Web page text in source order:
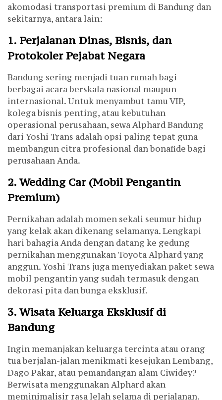
akomodasi transportasi premium di Bandung dan
sekitarnya, antara lain:
1. Perjalanan Dinas, Bisnis, dan
Protokoler Pejabat Negara
Bandung sering menjadi tuan rumah bagi
berbagai acara berskala nasional maupun
internasional. Untuk menyambut tamu VIP,
kolega bisnis penting, atau kebutuhan
operasional perusahaan, sewa Alphard Bandung
dari Yoshi Trans adalah opsi paling tepat guna
membangun citra profesional dan bonafide bagi
perusahaan Anda.
2. Wedding Car (Mobil Pengantin
Premium)
Pernikahan adalah momen sekali seumur hidup
yang kelak akan dikenang selamanya. Lengkapi
hari bahagia Anda dengan datang ke gedung
pernikahan menggunakan Toyota Alphard yang
anggun. Yoshi Trans juga menyediakan paket sewa
mobil pengantin yang sudah termasuk dengan
dekorasi pita dan bunga eksklusif.
3. Wisata Keluarga Eksklusif di
Bandung
Ingin memanjakan keluarga tercinta atau orang
tua berjalan-jalan menikmati kesejukan Lembang,
Dago Pakar, atau pemandangan alam Ciwidey?
Berwisata menggunakan Alphard akan
meminimalisir rasa lelah selama di perjalanan.